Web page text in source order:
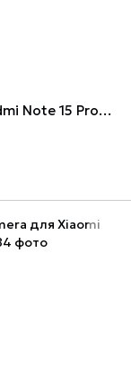
Чохол-книжка Magnet для Xiaomi Redmi Note 15 Pro+ 5G Black